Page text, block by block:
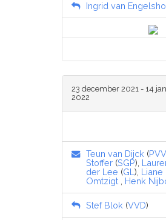
Ingrid van
23 december 2021 - 14
2022
Teun van Dijck (PVV
Stoffer (SGP),
der Lee (GL ), Liane
Omtzigt
Henk
Stef Blok (VVD)